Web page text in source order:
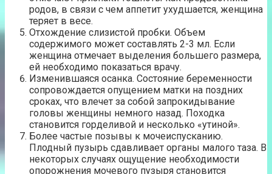
родов, в связи с чем аппетит ухудшается, женщина
теряет в весе.
Отхождение слизистой пробки. Объем
содержимого может составлять 2-3 мл. Если
женщина отмечает выделения большего размера,
ей необходимо показаться врачу.
Изменившаяся осанка. Состояние беременности
сопровождается опущением матки на поздних
сроках, что влечет за собой запрокидывание
головы женщины немного назад. Походка
становится горделивой и несколько «утиной».
Более частые позывы к мочеиспусканию.
Плодный пузырь сдавливает органы малого таза. В
некоторых случаях ощущение необходимости
опорожнения мочевого пузыря становится